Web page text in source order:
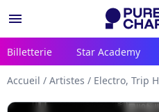
menu
Billetterie Star Academy
Accueil / Artistes / Electro, Trip